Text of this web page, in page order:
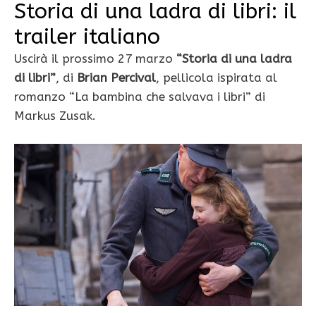
Storia di una ladra di libri: il
trailer italiano
Uscirà il prossimo 27 marzo “Storia di una ladra
di libri”, di Brian Percival, pellicola ispirata al
romanzo “La bambina che salvava i libri” di
Markus Zusak.